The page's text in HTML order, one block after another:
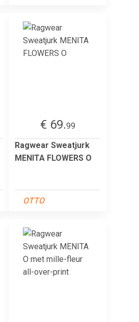
€ 69.99
Ragwear Sweatjurk
MENITA FLOWERS O
OTTO